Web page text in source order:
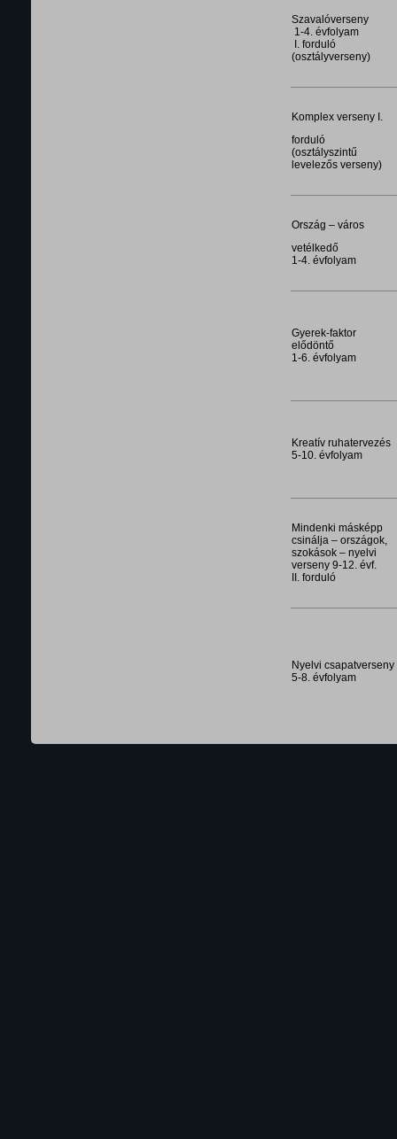
Szavalóverseny
1-4. évfolyam
I. forduló
(osztályverseny)
Komplex verseny I.
forduló
(osztályszintű
levelezős verseny)
Ország – város
vetélkedő
1-4. évfolyam
Gyerek-faktor
elődöntő
1-6. évfolyam
Kreatív ruhatervezés
5-10. évfolyam
Mindenki másképp
csinálja – országok,
szokások – nyelvi
verseny 9-12. évf.
II. forduló
Nyelvi csapatverseny
5-8. évfolyam